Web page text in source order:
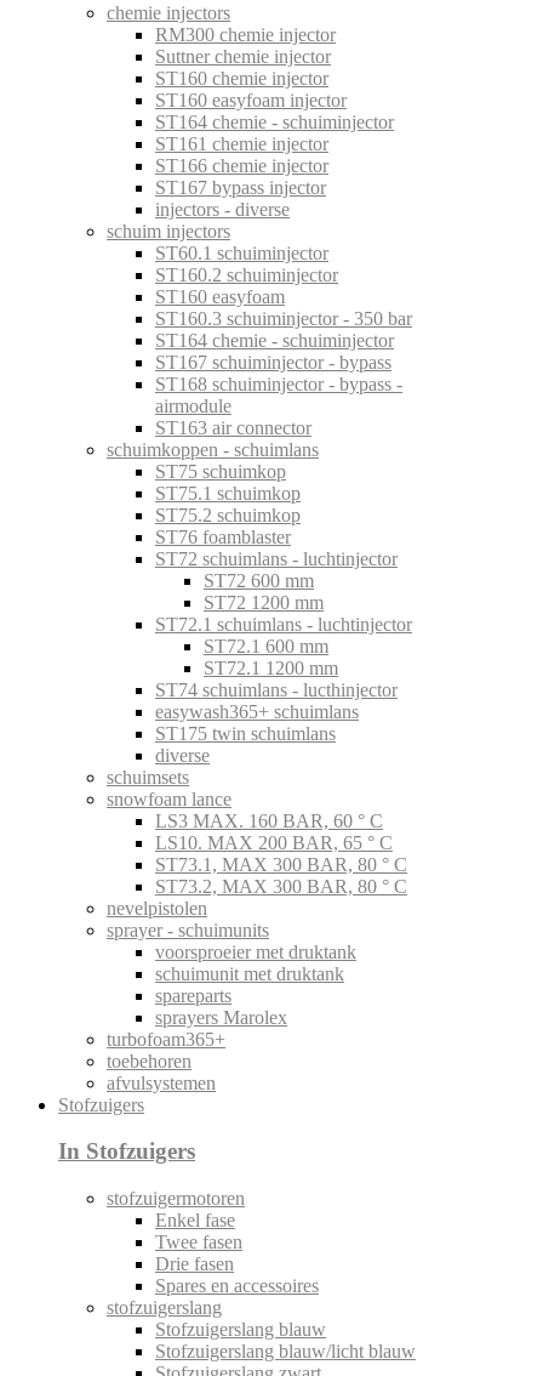
chemie injectors
RM300 chemie injector
Suttner chemie injector
ST160 chemie injector
ST160 easyfoam injector
ST164 chemie - schuiminjector
ST161 chemie injector
ST166 chemie injector
ST167 bypass injector
injectors - diverse
schuim injectors
ST60.1 schuiminjector
ST160.2 schuiminjector
ST160 easyfoam
ST160.3 schuiminjector - 350 bar
ST164 chemie - schuiminjector
ST167 schuiminjector - bypass
ST168 schuiminjector - bypass -
airmodule
ST163 air connector
schuimkoppen - schuimlans
ST75 schuimkop
ST75.1 schuimkop
ST75.2 schuimkop
ST76 foamblaster
ST72 schuimlans - luchtinjector
ST72 600 mm
ST72 1200 mm
ST72.1 schuimlans - luchtinjector
ST72.1 600 mm
ST72.1 1200 mm
ST74 schuimlans - lucthinjector
easywash365+ schuimlans
ST175 twin schuimlans
diverse
schuimsets
snowfoam lance
LS3 MAX. 160 BAR, 60 ° C
LS10. MAX 200 BAR, 65 ° C
ST73.1, MAX 300 BAR, 80 ° C
ST73.2, MAX 300 BAR, 80 ° C
nevelpistolen
sprayer - schuimunits
voorsproeier met druktank
schuimunit met druktank
spareparts
sprayers Marolex
turbofoam365+
toebehoren
afvulsystemen
Stofzuigers
In Stofzuigers
stofzuigermotoren
Enkel fase
Twee fasen
Drie fasen
Spares en accessoires
stofzuigerslang
Stofzuigerslang blauw
Stofzuigerslang blauw/licht blauw